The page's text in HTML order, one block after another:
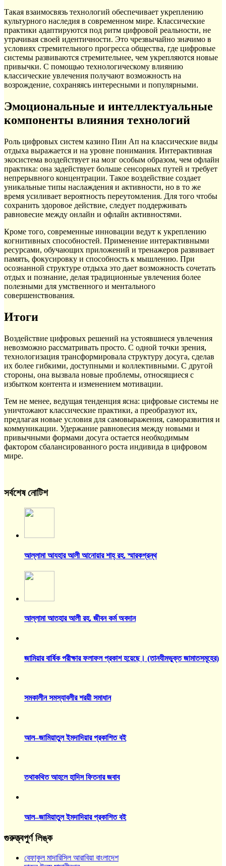
Такая взаимосвязь технологий обеспечивает укреплению
культурного наследия в современном мире. Классические
практики адаптируются под ритм цифровой реальности, не
утрачивая своей идентичности. Это чрезвычайно значимо в
условиях стремительного прогресса общества, где цифровые
системы развиваются стремительнее, чем укрепляются новые
привычки. С помощью технологическому влиянию
классические увлечения получают возможность на
возрождение, сохраняясь интересными и популярными.
Эмоциональные и интеллектуальные
компоненты влияния технологий
Роль цифровых систем казино Пин Ап на классические виды
отдыха выражается и на уровне понимания. Интерактивная
экосистема воздействует на мозг особым образом, чем офлайн
практика: она задействует больше сенсорных путей и требует
непрерывного концентрации. Такое воздействие создает
уникальные типы наслаждения и активности, но в то же
время усиливает вероятность переутомления. Для того чтобы
сохранить здоровое действие, следует поддерживать
равновесие между онлайн и офлайн активностями.
Кроме того, современные инновации ведут к укреплению
когнитивных способностей. Применение интерактивными
ресурсами, обучающих приложений и тренажеров развивает
память, фокусировку и способность к мышлению. При
осознанной структуре отдыха это дает возможность сочетать
отдых и познание, делая традиционные увлечения более
полезными для умственного и ментального
совершенствования.
Итоги
Воздействие цифровых решений на устоявшиеся увлечения
невозможно рассматривать просто. С одной точки зрения,
технологизация трансформировала структуру досуга, сделав
их более гибкими, доступными и коллективными. С другой
стороны, она вызвала новые проблемы, относящиеся с
избытком контента и изменением мотивации.
Тем не менее, ведущая тенденция ясна: цифровые системы не
уничтожают классические практики, а преобразуют их,
предлагая новые условия для самовыражения, саморазвития и
коммуникации. Удержание равновесия между новыми и
привычными формами досуга остается необходимым
фактором сбалансированного роста индивида в цифровом
мире.
সর্বশেষ নোটিশ
আল্লামা আযহার আলী আনোয়ার শাহ্‌ রহ. স্মারকগ্রন্থ
আল্লামা আতহার আলী রহ. জীবন কর্ম অবদান
জামিয়ার বার্ষিক পরীক্ষার ফলাফল প্রকাশ হয়েছে। (তানযীমভুক্ত জামাতসমূহের)
সমকালীন সমস্যাবলীর শরয়ী সমাধান
আল–জামিয়াতুল ইমদাদিয়ার প্রকাশিত বই
তথাকথিত আহলে হাদিস ফিতনার জবাব
আল–জামিয়াতুল ইমদাদিয়ার প্রকাশিত বই
গুরুত্ত্বপুর্ণ লিঙ্ক
বেফাকুল মাদারিসিল আরাবিয়া বাংলাদেশ